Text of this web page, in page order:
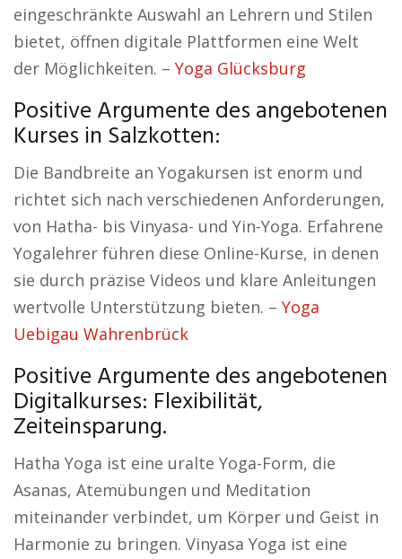
eingeschränkte Auswahl an Lehrern und Stilen
bietet, öffnen digitale Plattformen eine Welt
der Möglichkeiten. – Yoga Glücksburg
Positive Argumente des angebotenen
Kurses in Salzkotten:
Die Bandbreite an Yogakursen ist enorm und
richtet sich nach verschiedenen Anforderungen,
von Hatha- bis Vinyasa- und Yin-Yoga. Erfahrene
Yogalehrer führen diese Online-Kurse, in denen
sie durch präzise Videos und klare Anleitungen
wertvolle Unterstützung bieten. – Yoga
Uebigau Wahrenbrück
Positive Argumente des angebotenen
Digitalkurses: Flexibilität,
Zeiteinsparung.
Hatha Yoga ist eine uralte Yoga-Form, die
Asanas, Atemübungen und Meditation
miteinander verbindet, um Körper und Geist in
Harmonie zu bringen. Vinyasa Yoga ist eine